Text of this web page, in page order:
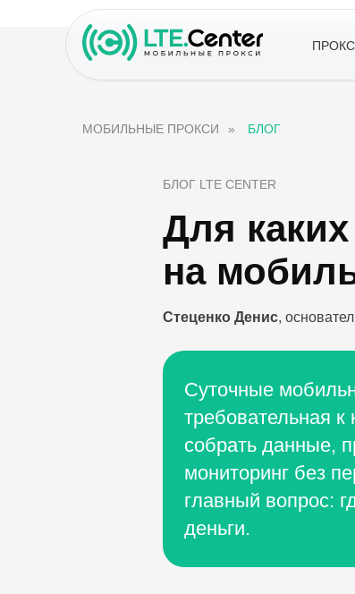
МОБИЛЬНЫЕ ПРОКСИ » БЛОГ
БЛОГ LTE CENTER
Для
на
Стеценко Денис,
Суточные
требовательная
собрать данные,
мониторинг без
главный вопрос:
деньги.